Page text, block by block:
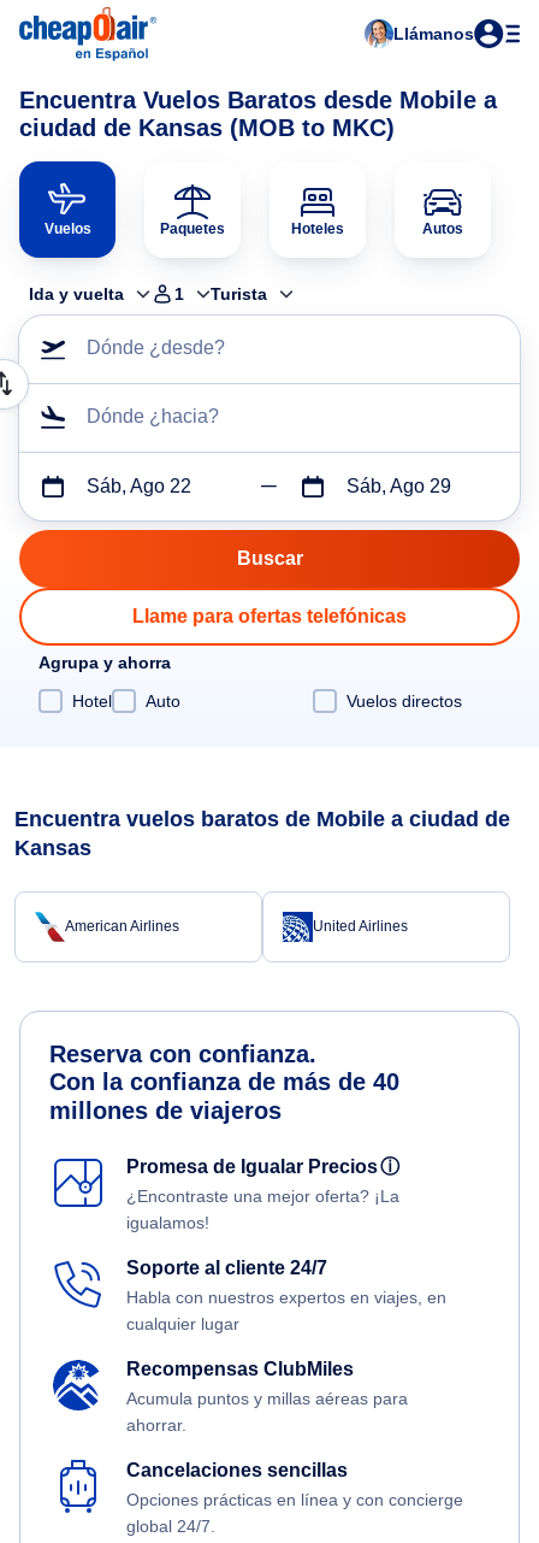
Llámanos
Encuentra Vuelos Baratos desde Mobile a
ciudad de Kansas (MOB to MKC)
Vuelos Paquetes Hoteles Autos
Ida y vuelta 1 Turista
Dónde ¿desde?
Dónde ¿hacia?
Sáb, Ago 22 Sáb, Ago 29
Llame para ofertas telefónicas
Agrupa y ahorra
Hotel
Auto Vuelos directos
Encuentra vuelos baratos de Mobile a ciudad de
Kansas
American Airlines United Airlines
Reserva con confianza.
Con la confianza de más de 40
millones de viajeros
Promesa de Igualar Preciosⓘ
¿Encontraste una mejor oferta? ¡La
igualamos!
Soporte al cliente 24/7
Habla con nuestros expertos en viajes, en
cualquier lugar
Recompensas ClubMiles
Acumula puntos y millas aéreas para
ahorrar.
Cancelaciones sencillas
Opciones prácticas en línea y con concierge
global 24/7.